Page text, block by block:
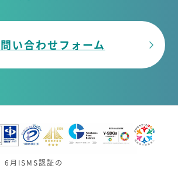
い合わせフォーム
月ISMS認証の